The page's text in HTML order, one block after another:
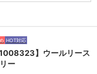
HOT対応
1008323】ウールリース
ー